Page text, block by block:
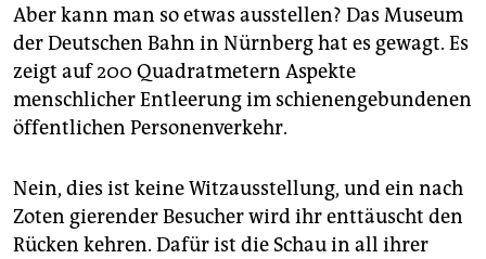
Aber kann man so etwas ausstellen? Das Museum
der Deutschen Bahn in Nürnberg hat es gewagt. Es
zeigt auf 200 Quadratmetern Aspekte
menschlicher Entleerung im schienengebundenen
öffentlichen Personenverkehr.
Nein, dies ist keine Witzausstellung, und ein nach
Zoten gierender Besucher wird ihr enttäuscht den
Rücken kehren. Dafür ist die Schau in all ihrer